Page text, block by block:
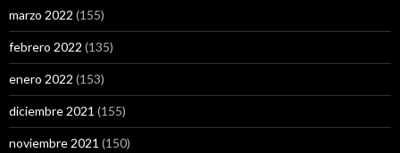
marzo 2022 (155)
febrero 2022 (135)
enero 2022 (153)
diciembre 2021 (155)
noviembre 2021 (150)